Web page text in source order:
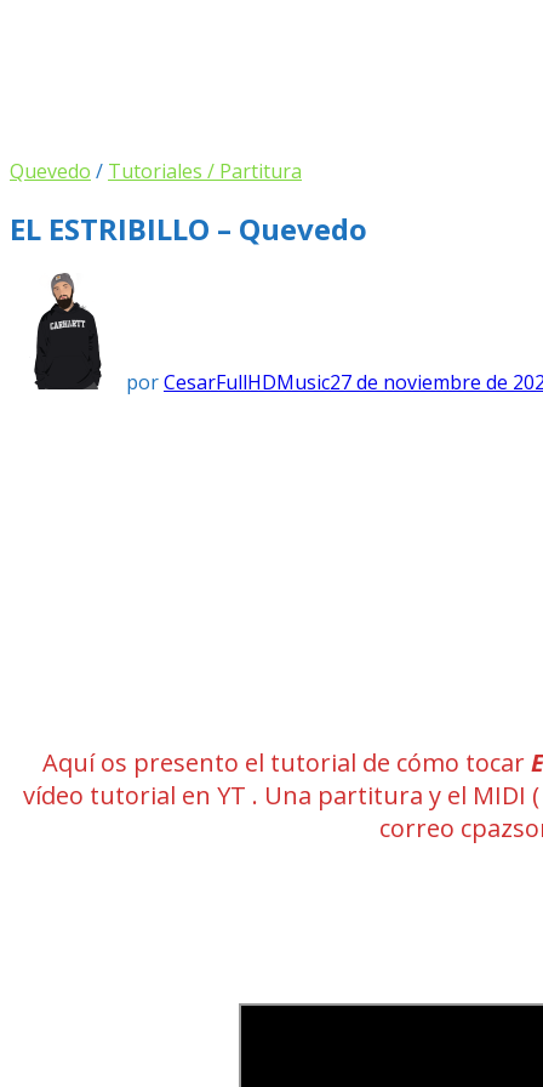
Quevedo / Tutoriales / Partitura
EL ESTRIBILLO – Quevedo
porCesarFullHDMusic27 de noviembre de
Aquí os presento el tutorial de cómo tocar
vídeo tutorial en YT . Una partitura y el
correo